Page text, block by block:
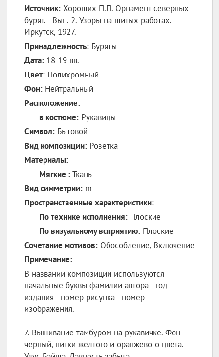
Источник: Хороших П.П. Орнамент северных
бурят. - Вып. 2. Узоры на шитых работах. -
Иркутск, 1927.
Принадлежность: Буряты
Дата: 18-19 вв.
Цвет: Полихромный
Фон: Нейтральный
Расположение:
в костюме: Рукавицы
Символ: Бытовой
Вид композиции: Розетка
Материалы:
Мягкие :Ткань
Вид симметрии: m
Пространственные характеристики:
По технике исполнения: Плоские
По визуальному всприятию: Плоские
Сочетание мотивов: Обособление, Включение
Примечание:
В названии композиции используются
начальные буквы фамилии автора - год
издания - номер рисунка - номер
изображения.
7. Вышивание тамбуром на рукавичке. Фон
черный, нитки желтого и оранжевого цвета.